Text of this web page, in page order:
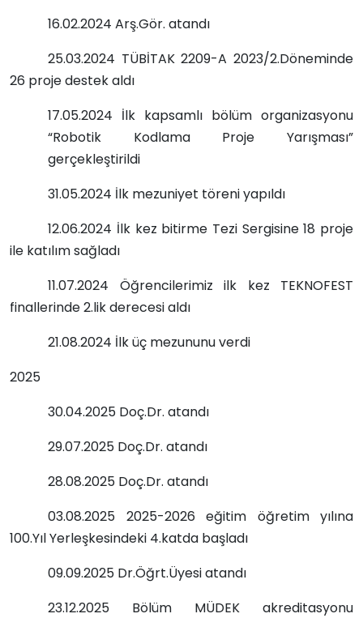
16.02.2024 Arş.Gör. atandı
25.03.2024 TÜBİTAK 2209-A 2023/2.Döneminde
26 proje destek aldı
17.05.2024 İlk kapsamlı bölüm organizasyonu
“Robotik Kodlama Proje Yarışması”
gerçekleştirildi
31.05.2024 İlk mezuniyet töreni yapıldı
12.06.2024 İlk kez bitirme Tezi Sergisine 18 proje
ile katılım sağladı
11.07.2024 Öğrencilerimiz ilk kez TEKNOFEST
finallerinde 2.lik derecesi aldı
21.08.2024 İlk üç mezununu verdi
2025
30.04.2025 Doç.Dr. atandı
29.07.2025 Doç.Dr. atandı
28.08.2025 Doç.Dr. atandı
03.08.2025 2025-2026 eğitim öğretim yılına
100.Yıl Yerleşkesindeki 4.katda başladı
09.09.2025 Dr.Öğrt.Üyesi atandı
23.12.2025 Bölüm MÜDEK akreditasyonu